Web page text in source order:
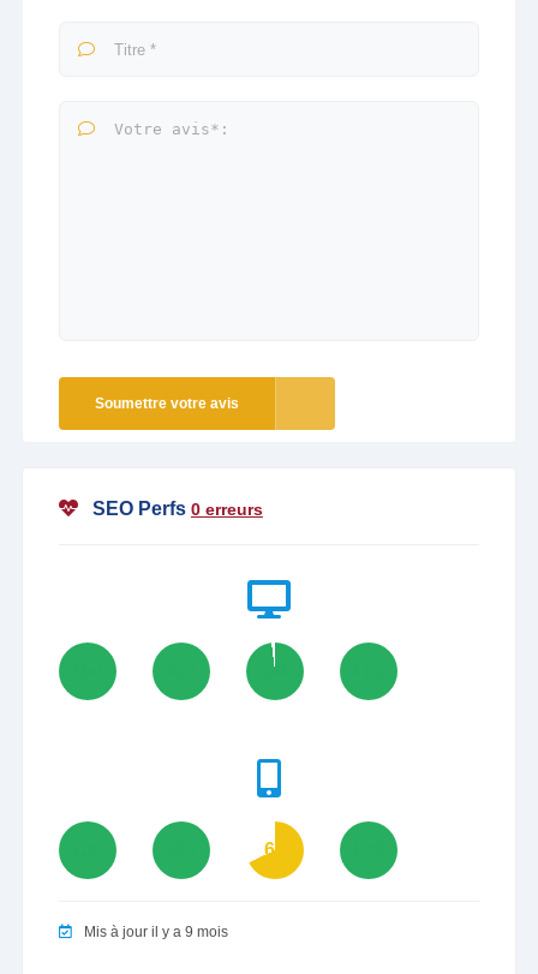
Soumettre votre avis
SEO Perfs 0 erreurs
98
68
Mis à jour il y a 9 mois